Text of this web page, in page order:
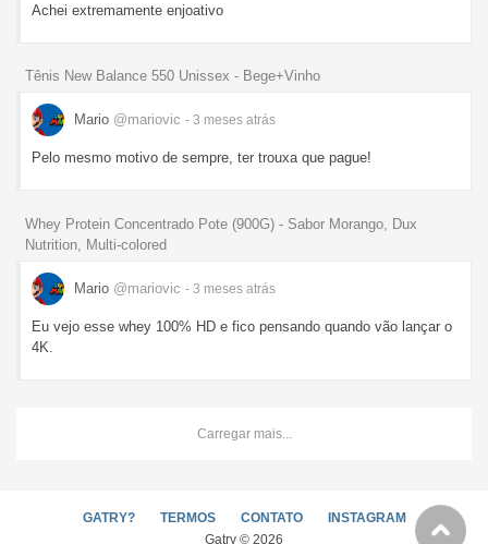
Achei extremamente enjoativo
Tênis New Balance 550 Unissex - Bege+Vinho
Mario @mariovic - 3 meses atrás
Pelo mesmo motivo de sempre, ter trouxa que pague!
Whey Protein Concentrado Pote (900G) - Sabor Morango, Dux
Nutrition, Multi-colored
Mario @mariovic - 3 meses atrás
Eu vejo esse whey 100% HD e fico pensando quando vão lançar o
4K.
Carregar mais...
GATRY? TERMOS CONTATO
INSTAGRAM
Gatry © 2026